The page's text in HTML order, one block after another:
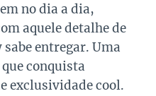
no dia a dia,
aquele detalhe de
entregar. Uma
conquista
exclusividade cool.